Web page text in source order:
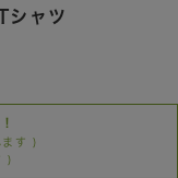
シャツ
ます )
)